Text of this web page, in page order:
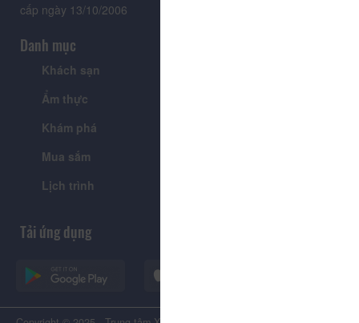
cấp ngày 13/10/2006
Danh mục
Khách sạn
Ẩm thực
Khám phá
Mua sắm
Lịch trình
Tải ứng dụng